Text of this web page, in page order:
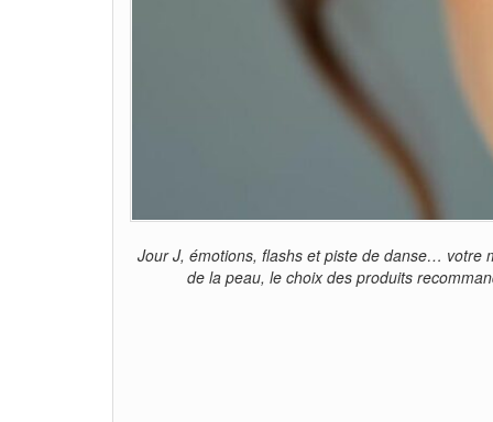
Jour J, émotions, flashs et piste de danse… votre
de la peau, le choix des produits